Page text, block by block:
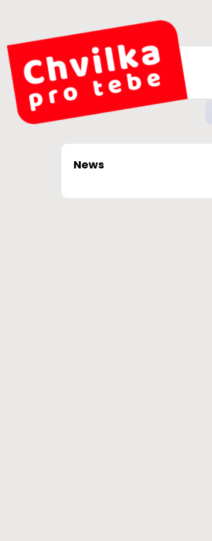
News